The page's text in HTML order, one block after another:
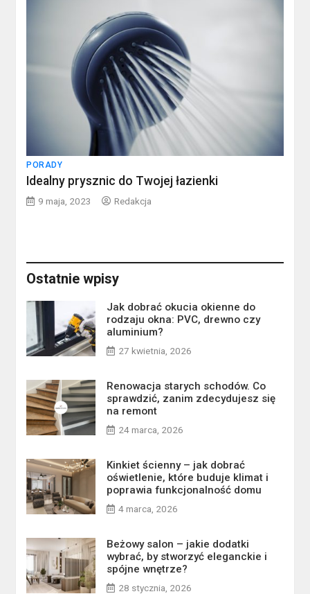
PORADY
Idealny prysznic do Twojej łazienki
9 maja, 2023 Redakcja
Ostatnie wpisy
Jak dobrać okucia okienne do
rodzaju okna: PVC, drewno czy
aluminium?
27 kwietnia, 2026
Renowacja starych schodów. Co
sprawdzić, zanim zdecydujesz się
na remont
24 marca, 2026
Kinkiet ścienny – jak dobrać
oświetlenie, które buduje klimat i
poprawia funkcjonalność domu
4 marca, 2026
Beżowy salon – jakie dodatki
wybrać, by stworzyć eleganckie i
spójne wnętrze?
28 stycznia, 2026